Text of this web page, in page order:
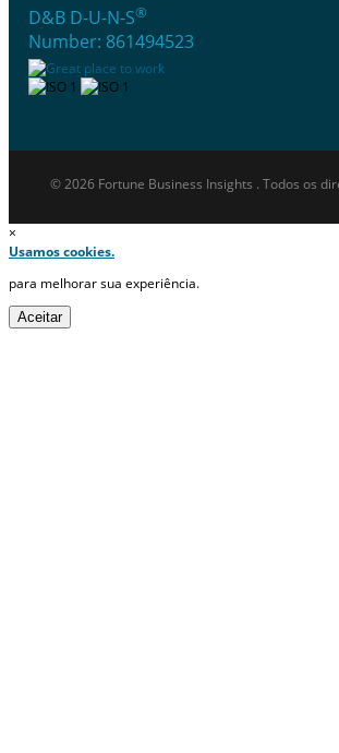
D&B D-U-N-S®
Number: 861494523
© 2026 Fortune Business Insights . Todos os
×
Usamos cookies.
para melhorar sua experiência.
Aceitar